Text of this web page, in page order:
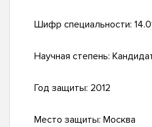
Шифр специальности:
Научная степень:
Год защиты: 2012
Место защиты: Москва